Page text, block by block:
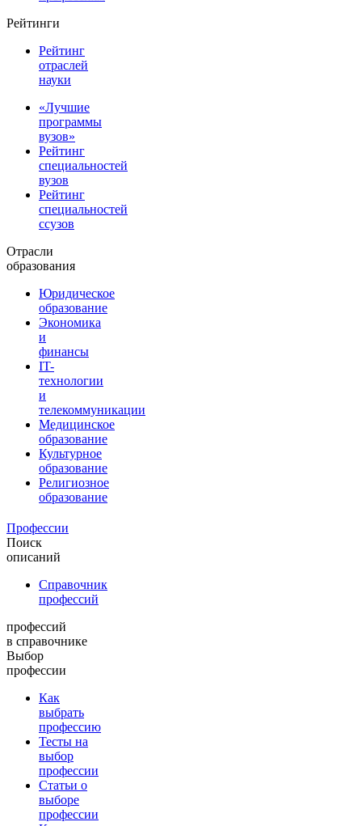
Рейтинги
Рейтинг
отраслей
науки
«Лучшие
программы
вузов»
Рейтинг
специальностей
вузов
Рейтинг
специальностей
ссузов
Отрасли
образования
Юридическое
образование
Экономика
и
финансы
IT-
технологии
и
телекоммуникации
Медицинское
образование
Культурное
образование
Религиозное
образование
Профессии
Поиск
описаний
Справочник
профессий
профессий
в справочнике
Выбор
профессии
Как
выбрать
профессию
Тесты на
выбор
профессии
Статьи о
выборе
профессии